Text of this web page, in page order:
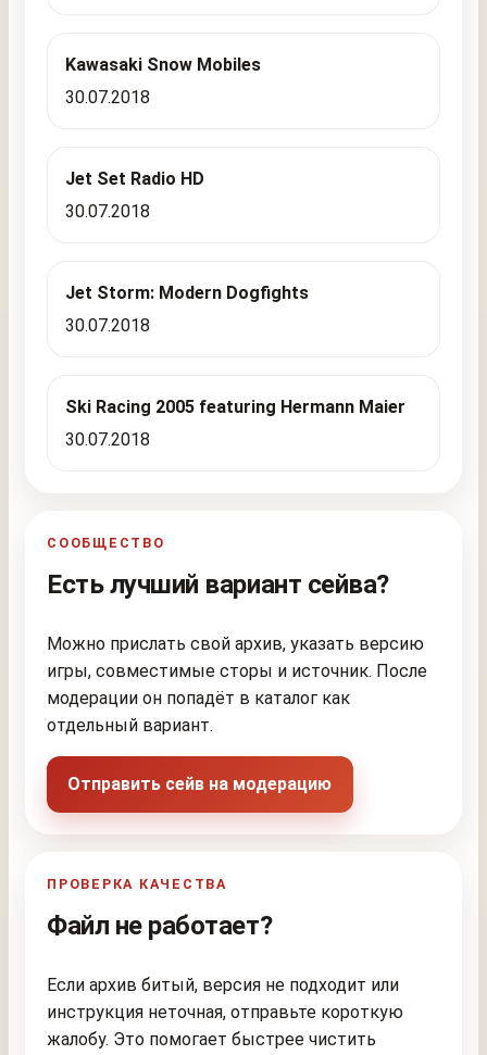
Kawasaki Snow Mobiles
30.07.2018
Jet Set Radio HD
30.07.2018
Jet Storm: Modern Dogfights
30.07.2018
Ski Racing 2005 featuring Hermann Maier
30.07.2018
СООБЩЕСТВО
Есть лучший вариант сейва?
Можно прислать свой архив, указать версию
игры, совместимые сторы и источник. После
модерации он попадёт в каталог как
отдельный вариант.
Отправить сейв на модерацию
ПРОВЕРКА КАЧЕСТВА
Файл не работает?
Если архив битый, версия не подходит или
инструкция неточная, отправьте короткую
жалобу. Это помогает быстрее чистить